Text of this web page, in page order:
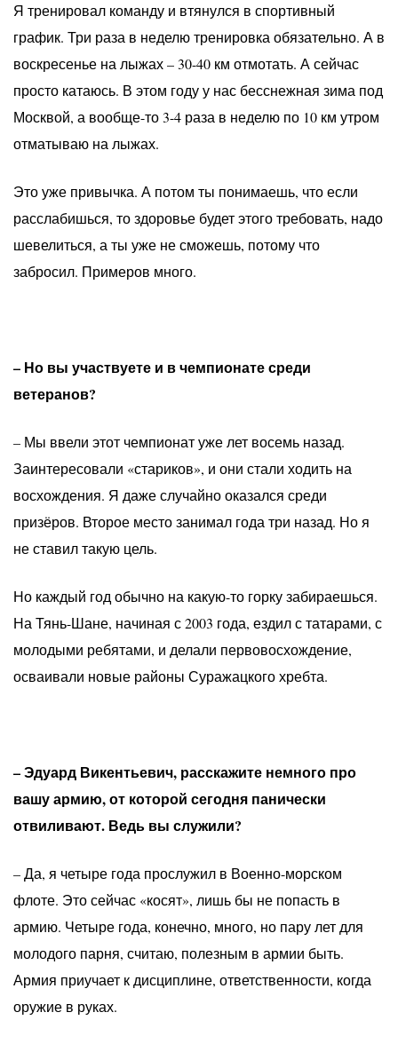
Я тренировал команду и втянулся в спортивный
график. Три раза в неделю тренировка обязательно. А в
воскресенье на лыжах – 30-40 км отмотать. А сейчас
просто катаюсь. В этом году у нас бесснежная зима под
Москвой, а вообще-то 3-4 раза в неделю по 10 км утром
отматываю на лыжах.
Это уже привычка. А потом ты понимаешь, что если
расслабишься, то здоровье будет этого требовать, надо
шевелиться, а ты уже не сможешь, потому что
забросил. Примеров много.
– Но вы участвуете и в чемпионате среди
ветеранов?
– Мы ввели этот чемпионат уже лет восемь назад.
Заинтересовали «стариков», и они стали ходить на
восхождения. Я даже случайно оказался среди
призёров. Второе место занимал года три назад. Но я
не ставил такую цель.
Но каждый год обычно на какую-то горку забираешься.
На Тянь-Шане, начиная с 2003 года, ездил с татарами, с
молодыми ребятами, и делали первовосхождение,
осваивали новые районы Суражацкого хребта.
– Эдуард Викентьевич, расскажите немного про
вашу армию, от которой сегодня панически
отвиливают. Ведь вы служили?
– Да, я четыре года прослужил в Военно-морском
флоте. Это сейчас «косят», лишь бы не попасть в
армию. Четыре года, конечно, много, но пару лет для
молодого парня, считаю, полезным в армии быть.
Армия приучает к дисциплине, ответственности, когда
оружие в руках.